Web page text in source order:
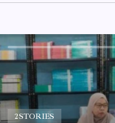
2STORIES